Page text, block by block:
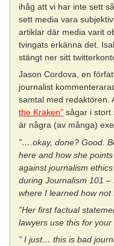
ihåg att vi har inte sett
sett media vara
artiklar där media varit
tvingats erkänna det.
stängt ner sitt
Jason Cordova, en
journalist
samtal med redaktören.
the Kraken” sågar i stort
är några (av många)
”….okay, done? Good.
here and how she
against journalism
during Journalism 101 –
where I learned how not
”Her first factual
lawyers use this for
” I just… this is bad